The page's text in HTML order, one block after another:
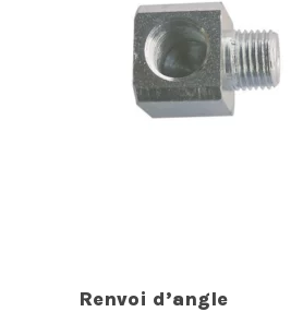
Renvoi d’angle